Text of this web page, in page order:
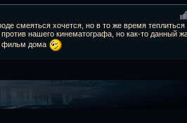
смеяться хочется, но в то же время теплиться
нашего кинематографа, но как-то данный
фильм дома